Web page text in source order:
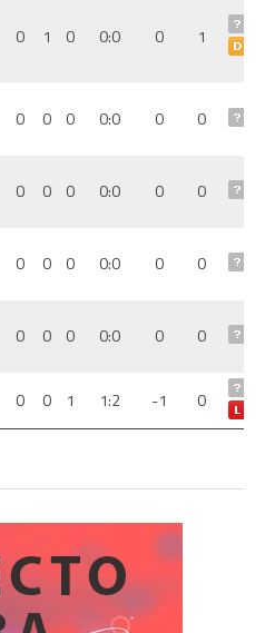
0 1 0 0:0 0 1
0 0 0 0:0 0 0
0 0 0 0:0 0 0
0 0 0 0:0 0 0
0 0 0 0:0 0 0
0 0 1 1:2 -1 0